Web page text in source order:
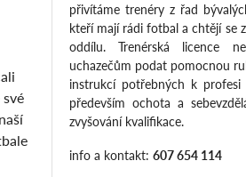
přivítáme trenéry z řad
kteří mají rádi fotbal a chtějí se
oddílu. Trenérská licence
uchazečům podat pomocnou
instrukcí potřebných k profesi
především ochota a
zvyšování kvalifikace.
info a kontakt:607 654 114